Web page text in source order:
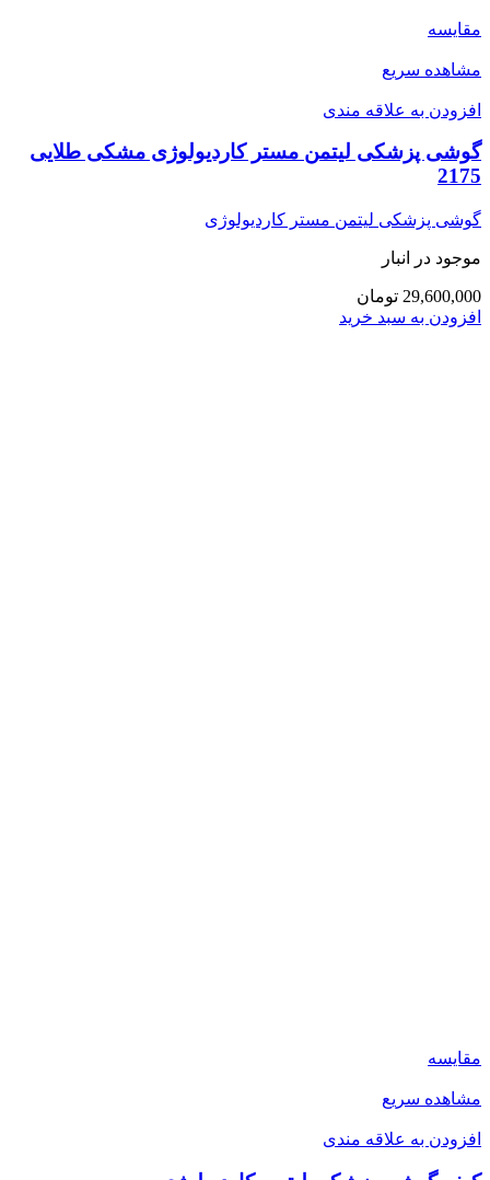
مقایسه
مشاهده سریع
افزودن به علاقه مندی
گوشی پزشکی لیتمن مستر کاردیولوژی مشکی طلایی
2175
گوشی پزشکی لیتمن مستر کاردیولوژی
موجود در انبار
29,600,000 تومان
افزودن به سبد خرید
مقایسه
مشاهده سریع
افزودن به علاقه مندی